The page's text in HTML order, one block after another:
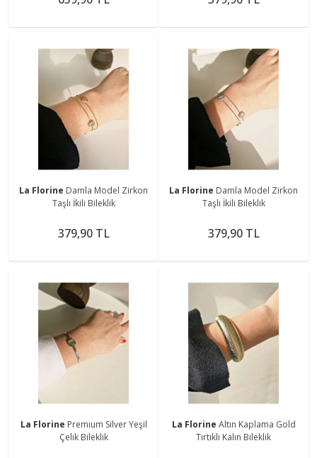
La Florine Damla Model Zirkon
Taşlı İkili Bileklik
379,90 TL
La Florine Damla Model Zirkon
Taşlı İkili Bileklik
379,90 TL
La Florine Premium Silver Yeşil
Çelik Bileklik
La Florine Altın Kaplama Gold
Tırtıklı Kalın Bileklik